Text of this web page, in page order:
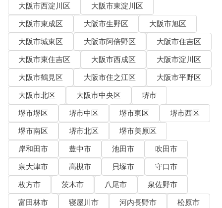
大阪市西淀川区
大阪市東淀川区
大阪市東成区
大阪市生野区
大阪市旭区
大阪市城東区
大阪市阿倍野区
大阪市住吉区
大阪市東住吉区
大阪市西成区
大阪市淀川区
大阪市鶴見区
大阪市住之江区
大阪市平野区
大阪市北区
大阪市中央区
堺市
堺市堺区
堺市中区 堺市東区
堺市西区
堺市南区
堺市北区
堺市美原区
岸和田市
豊中市 池田市
吹田市
泉大津市
高槻市 貝塚市
守口市
枚方市
茨木市 八尾市
泉佐野市
富田林市
寝屋川市 河内長野市
松原市